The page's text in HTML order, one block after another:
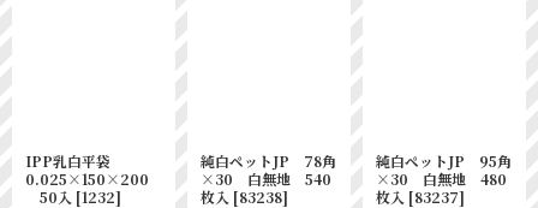
IPP乳白平袋
0.025×150×200
50入 [1232]
純白ペットJP 78角
×30 白無地 540
枚入 [83238]
純白ペットJP 95角
×30 白無地 480
枚入 [83237]